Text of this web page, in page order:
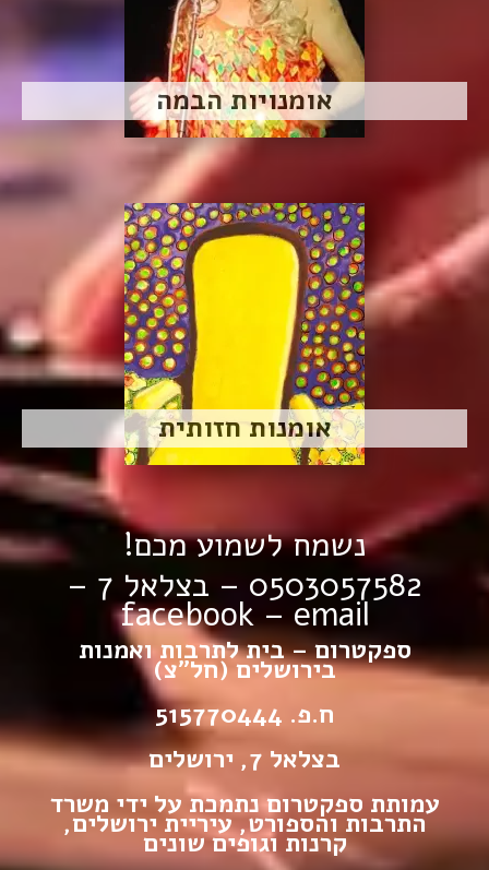
אומנויות הבמה
אומנות חזותית
נשמח לשמוע מכם!
0503057582 – בצלאל 7 –
facebook–email
ספקטרום – בית לתרבות ואמנות
בירושלים (חל”צ)
ח.פ. 515770444
בצלאל 7, ירושלים
עמותת ספקטרום נתמכת על ידי משרד
התרבות והספורט, עיריית ירושלים,
קרנות וגופים שונים